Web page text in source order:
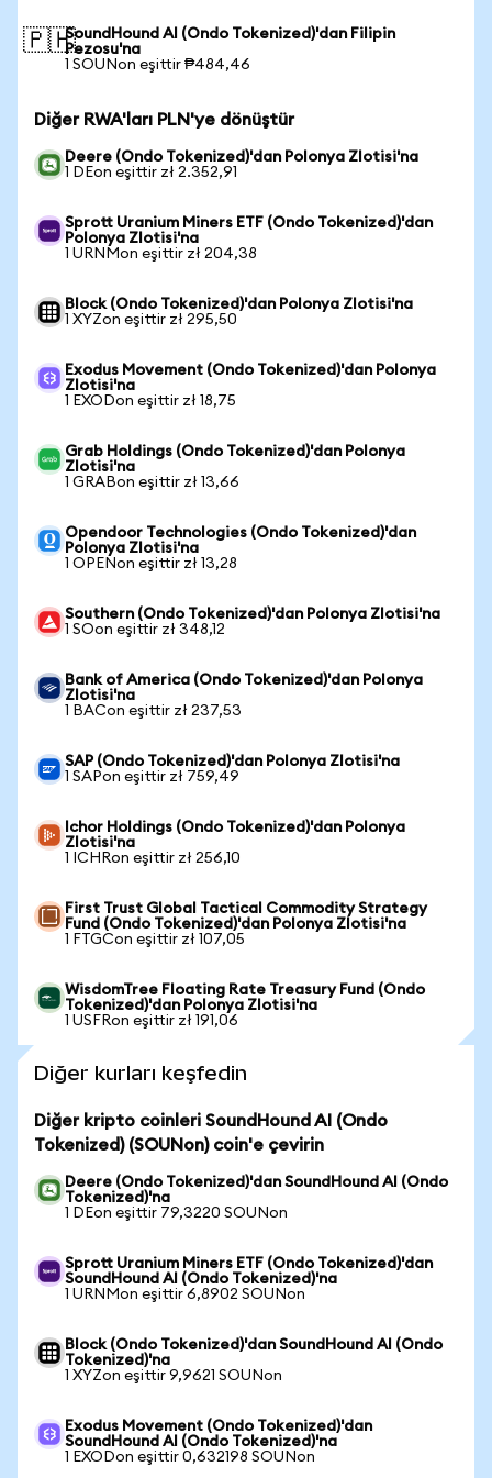
🇵🇭SoundHound AI (Ondo Tokenized)'dan Filipin
Pezosu'na
1 SOUNon eşittir ₱484,46
Diğer RWA'ları PLN'ye dönüştür
Deere (Ondo Tokenized)'dan Polonya Zlotisi'na
1 DEon eşittir zł 2.352,91
Sprott Uranium Miners ETF (Ondo Tokenized)'dan
Polonya Zlotisi'na
1 URNMon eşittir zł 204,38
Block (Ondo Tokenized)'dan Polonya Zlotisi'na
1 XYZon eşittir zł 295,50
Exodus Movement (Ondo Tokenized)'dan Polonya
Zlotisi'na
1 EXODon eşittir zł 18,75
Grab Holdings (Ondo Tokenized)'dan Polonya
Zlotisi'na
1 GRABon eşittir zł 13,66
Opendoor Technologies (Ondo Tokenized)'dan
Polonya Zlotisi'na
1 OPENon eşittir zł 13,28
Southern (Ondo Tokenized)'dan Polonya Zlotisi'na
1 SOon eşittir zł 348,12
Bank of America (Ondo Tokenized)'dan Polonya
Zlotisi'na
1 BACon eşittir zł 237,53
SAP (Ondo Tokenized)'dan Polonya Zlotisi'na
1 SAPon eşittir zł 759,49
Ichor Holdings (Ondo Tokenized)'dan Polonya
Zlotisi'na
1 ICHRon eşittir zł 256,10
First Trust Global Tactical Commodity Strategy
Fund (Ondo Tokenized)'dan Polonya Zlotisi'na
1 FTGCon eşittir zł 107,05
WisdomTree Floating Rate Treasury Fund (Ondo
Tokenized)'dan Polonya Zlotisi'na
1 USFRon eşittir zł 191,06
Diğer kurları keşfedin
Diğer kripto coinleri SoundHound AI (Ondo
Tokenized) (SOUNon) coin'e çevirin
Deere (Ondo Tokenized)'dan SoundHound AI (Ondo
Tokenized)'na
1 DEon eşittir 79,3220 SOUNon
Sprott Uranium Miners ETF (Ondo Tokenized)'dan
SoundHound AI (Ondo Tokenized)'na
1 URNMon eşittir 6,8902 SOUNon
Block (Ondo Tokenized)'dan SoundHound AI (Ondo
Tokenized)'na
1 XYZon eşittir 9,9621 SOUNon
Exodus Movement (Ondo Tokenized)'dan
SoundHound AI (Ondo Tokenized)'na
1 EXODon eşittir 0,632198 SOUNon